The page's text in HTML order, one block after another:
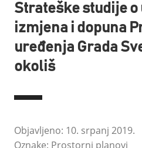
Strateške studije o
izmjena i dopuna
uređenja Grada
okoliš
Objavljeno: 10. srpanj 2019.
Oznake: Prostorni planovi